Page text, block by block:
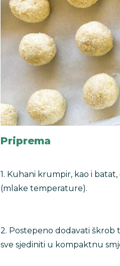
Priprema
1. Kuhani krumpir, kao i
(mlake temperature).
2. Postepeno dodavati škrob
sve sjediniti u kompaktnu